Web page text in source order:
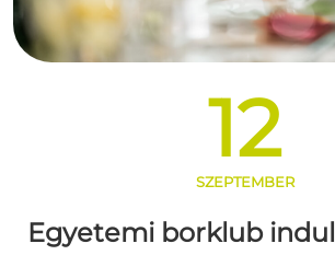
12
SZEPTEMBER
Egyetemi borklub indul